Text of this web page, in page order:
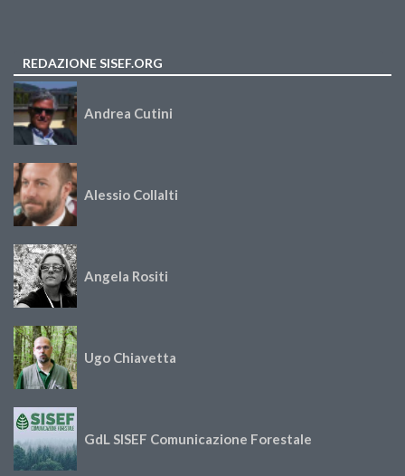
REDAZIONE SISEF.ORG
Andrea Cutini
Alessio Collalti
Angela Rositi
Ugo Chiavetta
GdL SISEF Comunicazione Forestale